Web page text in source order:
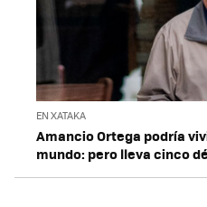
EN XATAKA
Amancio Ortega podría
mundo: pero lleva cinco